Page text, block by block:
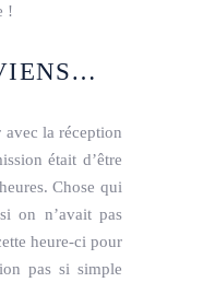
!
la réception
était d’être
Chose qui
on n’avait pas
heure-ci pour
pas si simple